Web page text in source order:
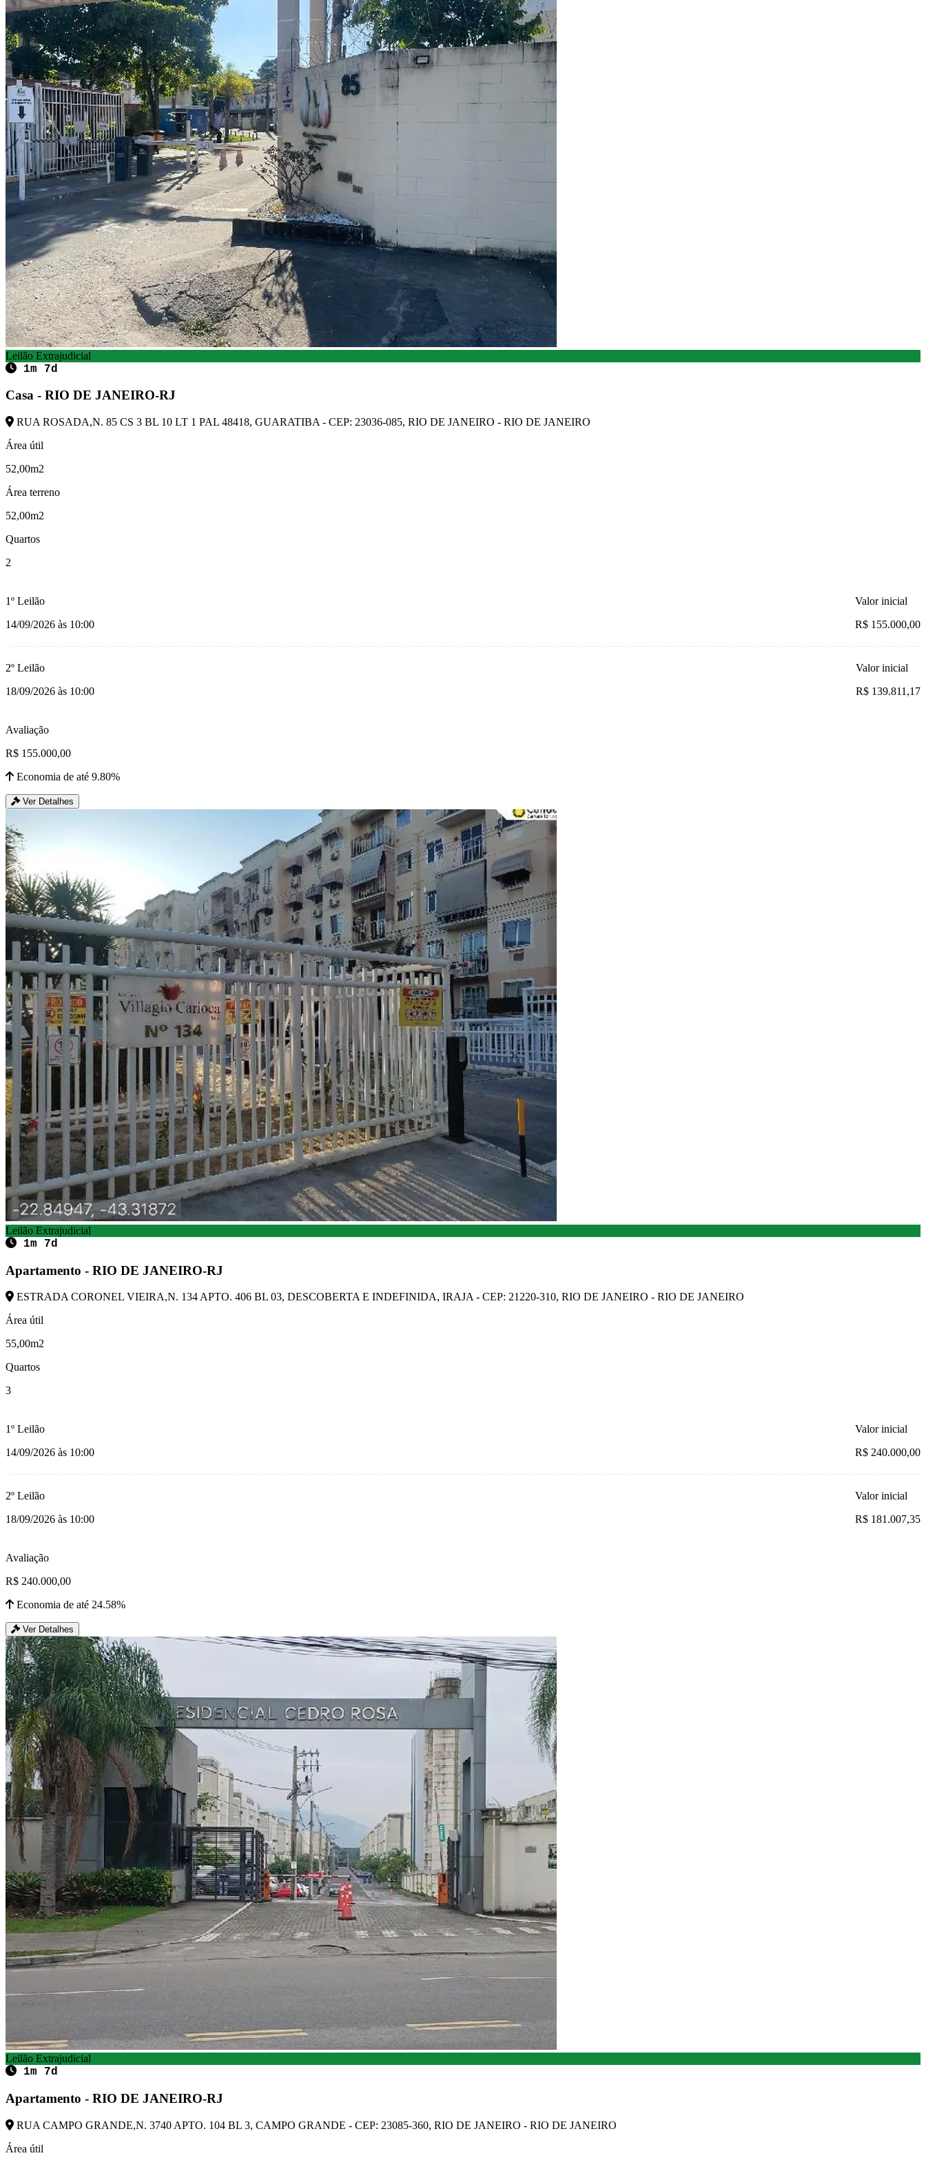
Leilão Extrajudicial
1m 7d
Casa - RIO DE JANEIRO-RJ
RUA ROSADA,N. 85 CS 3 BL 10 LT 1 PAL 48418, GUARATIBA - CEP: 23036-085, RIO DE JANEIRO - RIO DE JANEIRO
Área útil
52,00m2
Área terreno
52,00m2
Quartos
2
1º Leilão
14/09/2026 às 10:00
Valor inicial
R$ 155.000,00
2º Leilão
18/09/2026 às 10:00
Valor inicial
R$ 139.811,17
Avaliação
R$ 155.000,00
Economia de até 9.80%
Ver Detalhes
Leilão Extrajudicial
1m 7d
Apartamento - RIO DE JANEIRO-RJ
ESTRADA CORONEL VIEIRA,N. 134 APTO. 406 BL 03, DESCOBERTA E INDEFINIDA, IRAJA - CEP: 21220-310, RIO DE JANEIRO - RIO DE JANEIRO
Área útil
55,00m2
Quartos
3
1º Leilão
14/09/2026 às 10:00
Valor inicial
R$ 240.000,00
2º Leilão
18/09/2026 às 10:00
Valor inicial
R$ 181.007,35
Avaliação
R$ 240.000,00
Economia de até 24.58%
Ver Detalhes
Leilão Extrajudicial
1m 7d
Apartamento - RIO DE JANEIRO-RJ
RUA CAMPO GRANDE,N. 3740 APTO. 104 BL 3, CAMPO GRANDE - CEP: 23085-360, RIO DE JANEIRO - RIO DE JANEIRO
Área útil